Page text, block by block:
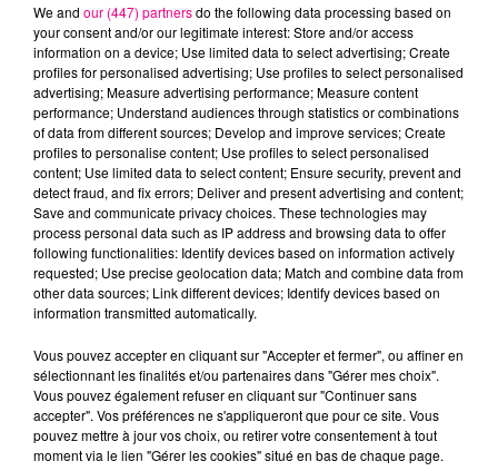
23 mai 2024
UNE ANCIENNE ÉTUDIANTE DE L'ISAE-
SUPAERO DANS L'ESPACE EN 2026
L'agence spatiale européenne (ESA) a dévoilé ce
mercredi 22 mai 2024 l'identité des astronautes
qui partiront pour l'ISS lors d'une mission au
We and our (447) partnersdo the following data processing based on
your consent and/or our legitimate interest: Store and/or access
information on a device; Use limited data to select advertising; Create
profiles for personalised advertising; Use profiles to select personalised
advertising; Measure advertising performance; Measure content
performance; Understand audiences through statistics or combinations
of data from different sources; Develop and improve services; Create
profiles to personalise content; Use profiles to select personalised
content; Use limited data to select content; Ensure security, prevent and
detect fraud, and fix errors; Deliver and present advertising and content;
Save and communicate privacy choices. These technologies may
process personal data such as IP address and browsing data to offer
following functionalities: Identify devices based on information actively
requested; Use precise geolocation data; Match and combine data from
other data sources; Link different devices; Identify devices based on
information transmitted automatically.
Vous pouvez accepter en cliquant sur "Accepter et fermer", ou affiner en
sélectionnant les finalités et/ou partenaires dans "Gérer mes choix".
Vous pouvez également refuser en cliquant sur "Continuer sans
accepter". Vos préférences ne s'appliqueront que pour ce site. Vous
pouvez mettre à jour vos choix, ou retirer votre consentement à tout
moment via le lien "Gérer les cookies" situé en bas de chaque page.